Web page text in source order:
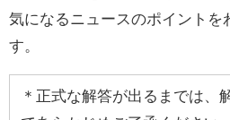
気になるニュースのポイントを
す。
＊正式な解答が出るまでは、